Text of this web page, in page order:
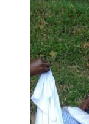
Contact